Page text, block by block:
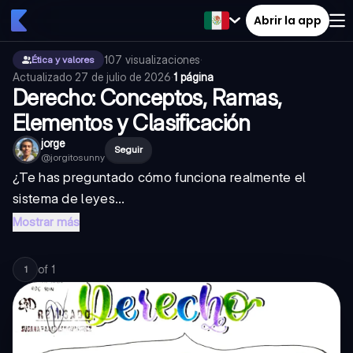
Abrir la app
Ética y valores 107 visualizaciones·
Actualizado 27 de julio de 2026·1 página
Derecho: Conceptos, Ramas,
Elementos y Clasificación
jorge
@jorgitosunny
Seguir
¿Te has preguntado cómo funciona realmente el
sistema de leyes...
Mostrar más
1 of 1